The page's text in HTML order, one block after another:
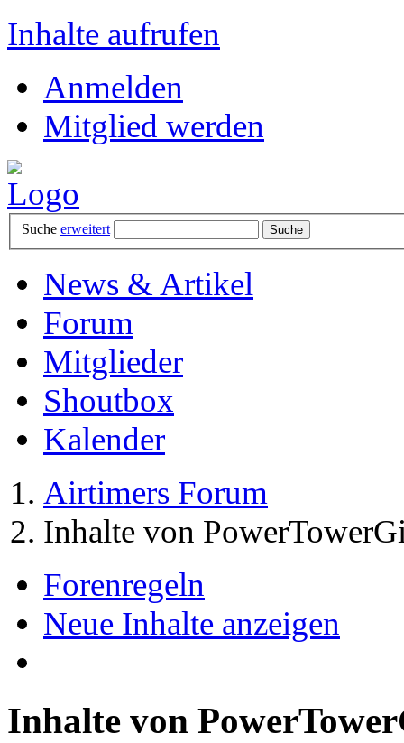
Inhalte aufrufen
Anmelden
Mitglied werden
Suche erweitert
News & Artikel
Forum
Mitglieder
Shoutbox
Kalender
Airtimers Forum
Inhalte von
Forenregeln
Neue Inhalte anzeigen
Inhalte von